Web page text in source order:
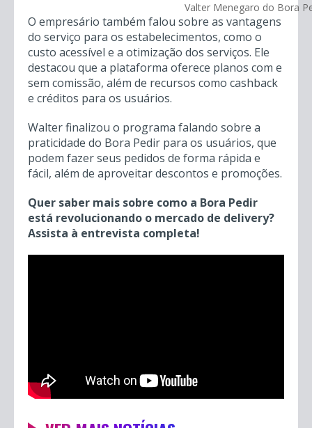
Valter Menegaro do Bora
O empresário também falou sobre as vantagens
do serviço para os estabelecimentos, como o
custo acessível e a otimização dos serviços. Ele
destacou que a plataforma oferece planos com e
sem comissão, além de recursos como cashback
e créditos para os usuários.
Walter finalizou o programa falando sobre a
praticidade do Bora Pedir para os usuários, que
podem fazer seus pedidos de forma rápida e
fácil, além de aproveitar descontos e promoções.
Quer saber mais sobre como a Bora Pedir
está revolucionando o mercado de delivery?
Assista à entrevista completa!